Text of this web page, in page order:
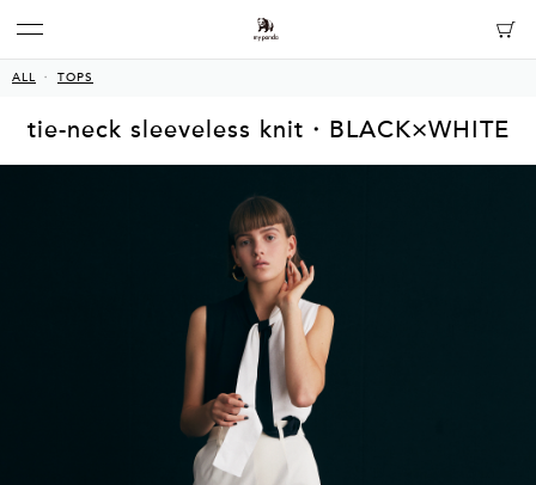
ALL TOPS
tie-neck sleeveless knit・BLACK×WHITE